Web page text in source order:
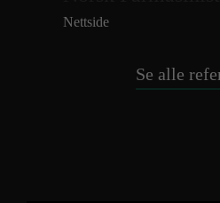
Nettside
Se alle